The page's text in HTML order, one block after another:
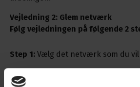
Vejledning 2: Glem netværk
Følg vejledningen på følgende 2
Step 1: Vælg det netværk som du vil
Step 2: Højre klik på netværket og